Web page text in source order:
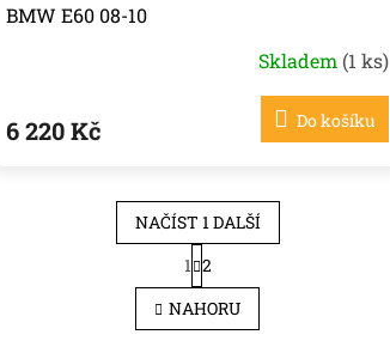
BMW E60 08-10
Skladem (1 ks)
6 220 Kč Do košíku
O
v
l
NAČÍST 1 DALŠÍ
S
t
r
á
n
1 2
NAHORU